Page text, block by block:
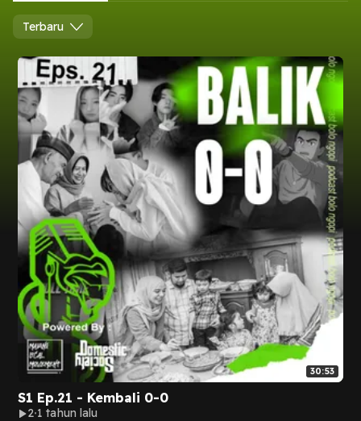
Terbaru
30:53
S1 Ep.21 - Kembali 0-0
2 1 tahun lalu